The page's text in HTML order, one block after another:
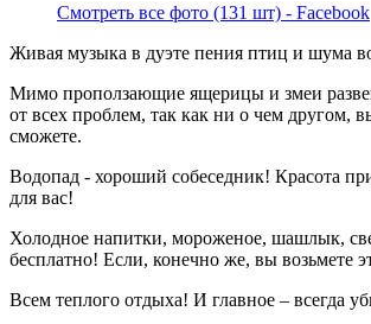
Смотреть все фото (131 шт) - Facebook
Живая музыка в дуэте пения птиц и шума
Мимо проползающие ящерицы и змеи
от всех проблем, так как ни о чем другом,
сможете.
Водопад - хороший собеседник! Красота
для вас!
Холодное напитки, мороженое, шашлык,
бесплатно! Если, конечно же, вы возьмете
Всем теплого отдыха! И главное – всегда